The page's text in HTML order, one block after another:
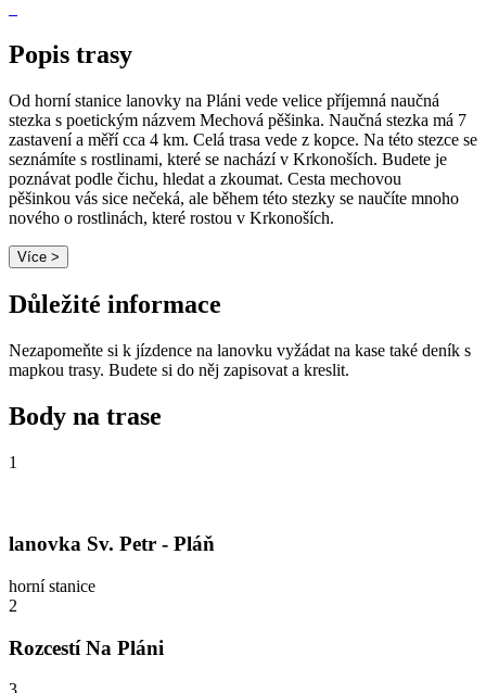
Popis trasy
Od horní stanice lanovky na Pláni vede velice příjemná naučná
stezka s poetickým názvem Mechová pěšinka. Naučná stezka má 7
zastavení a měří cca 4 km. Celá trasa vede z kopce. Na této stezce se
seznámíte s rostlinami, které se nachází v Krkonoších. Budete je
poznávat podle čichu, hledat a zkoumat. Cesta mechovou
pěšinkou vás sice nečeká, ale během této stezky se naučíte mnoho
nového o rostlinách, které rostou v Krkonoších.
Více >
Důležité informace
Nezapomeňte si k jízdence na lanovku vyžádat na kase také deník s
mapkou trasy. Budete si do něj zapisovat a kreslit.
Body na trase
1
lanovka Sv. Petr - Pláň
horní stanice
2
Rozcestí Na Pláni